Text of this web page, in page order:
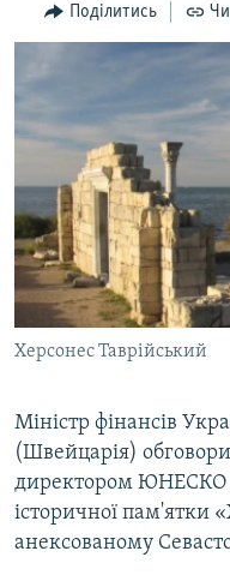
пошукуІНТЕРВ'Ю
ВСЕ ЗА ДЕНЬ
ДЕПОРТАЦІЯ
ВІДЕОУРОКИ «ELIFBE»
СВІДЧЕННЯ ОКУПАЦІЇ
УКРАЇНСЬКА ПРОБЛЕМА
ІНФОГРАФІКА
ЯК ОБІЙТИ
Русский
Qırımtatar
ДОЛУЧАЙСЯ!
Усі сайти RFE/RL
Поділитись
Херсонес Таврійський
Міністр фінансів
(Швейцарія)
директором ЮНЕСКО
історичної пам'ятки
анексованому